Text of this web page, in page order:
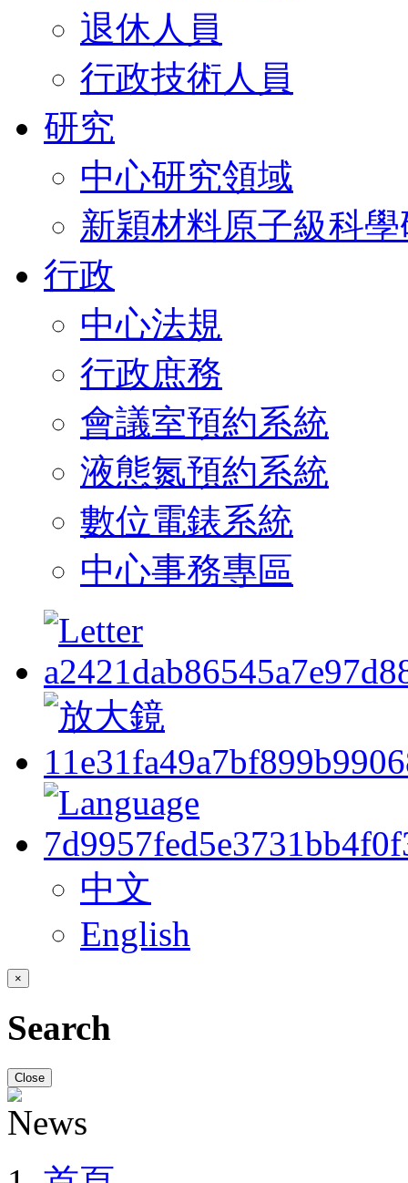
退休人員
行政技術人員
研究
中心研究領域
新穎材料原子級科
行政
中心法規
行政庶務
會議室預約系統
液態氮預約系統
數位電錶系統
中心事務專區
中文
English
×
Search
Close